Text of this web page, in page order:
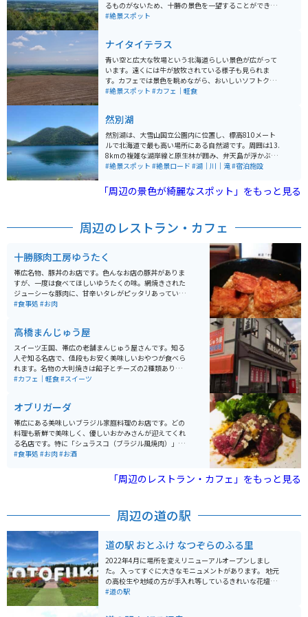
るものがないため、十勝の景色を一望することができま
す。遠くに日高山脈が見えることもあり、十勝地方屈指
#絶景スポット
ナイタイテラス
青い空と広大な牧場という北海道らしい景色が広がって
います。遠くには牛が放牧されている様子も見られま
す。カフェでは景色を眺めながら、おいしいソフトクリ
ームや軽食を食べることができます。景色を見ながらい
#絶景スポット #カフェ｜軽食
然別湖
然別湖は、大雪山国立公園内に位置し、標高810メート
ルで北海道で最も高い場所にある自然湖です。周囲は13.
8kmの複雑な湖岸線と原生林が囲み、弁天島が浮かぶ自
然豊かな環境にあります。 湖は約3万年前の噴火によっ
います。湖は透明度が国内有数で、天望山が湖面に映る
形から「唇山」とも呼ばれ、シンボルとなっています。
動物も生息しています。
#絶景スポット #絶景ロード #湖｜川｜滝#宿泊施設
「周辺の景色が綺麗なスポット」をもっと見る
周辺のレストラン・カフェ
十勝豚肉工房ゆうたく
帯広名物、豚丼のお店です。色んなお店の豚丼がありま
すが、一度は食べてほしいゆうたくの味。網焼きされた
ジューシーな豚肉に、甘辛いタレがピッタリあっていま
す。コスパも良く、トンカツ等のサイドメニューも豊富
#食事処 #お肉
高橋まんじゅう屋
スイーツ王国、帯広の老舗まんじゅう屋さんです。知る
人ぞ知る名店で、値段もお安く美味しいおやつが食べら
れます。名物の大判焼きは餡子とチーズの2種類あり、ど
ちらも美味しいです。小腹が空いている人には肉まんも
#カフェ｜軽食#スイーツ
オブリガーダ
帯広にある美味しいブラジル家庭料理のお店です。どの
料理も新鮮で美味しく、優しいおかみさんが迎えてくれ
る名店です。特に「シュラスコ（ブラジル風焼肉）」は
絶品で、肉は柔らかく肉汁がじゅわっと溢れ出します。
メニューです。店は小さく席数も少ないため、開店時を
ねらって行くのがオススメです。前菜やパスタ、お酒も
#食事処 #お肉#お酒
「周辺のレストラン・カフェ」をもっと見る
周辺の道の駅
道の駅 おとふけ なつぞらのふる里
2022年4月に場所を変えリニューアルオープンしまし
た。 入ってすぐに大きなモニュメントがあります。 地元
の高校生や地域の方が手入れ等しているきれいな花壇と
共に出迎えてくれます。 軽食だけではなく食事処が充実
#道の駅